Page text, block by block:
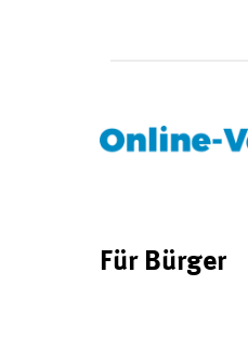
Für Bürger